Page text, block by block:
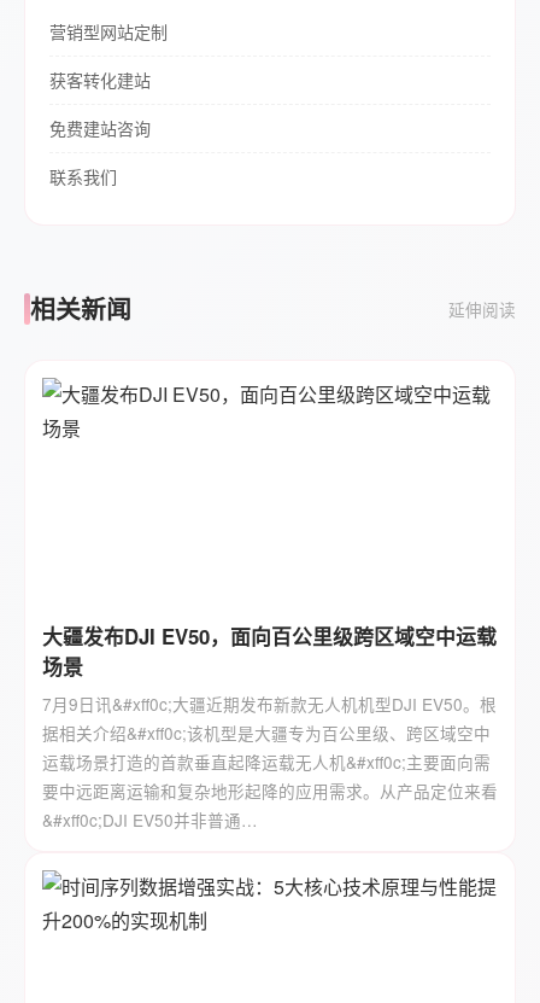
营销型网站定制
获客转化建站
免费建站咨询
联系我们
相关新闻 延伸阅读
大疆发布DJI EV50，面向百公里级跨区域空中运载
场景
7月9日讯&#xff0c;大疆近期发布新款无人机机型DJI EV50。根
据相关介绍&#xff0c;该机型是大疆专为百公里级、跨区域空中
运载场景打造的首款垂直起降运载无人机&#xff0c;主要面向需
要中远距离运输和复杂地形起降的应用需求。从产品定位来看
&#xff0c;DJI EV50并非普通…